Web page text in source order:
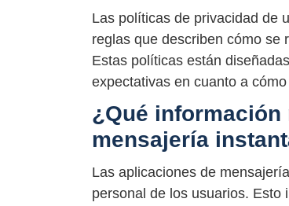
Las políticas de privacidad de
reglas que describen cómo se
Estas políticas están
expectativas en cuanto a
¿Qué
mensajería
Las aplicaciones de
personal de los usuarios. Esto